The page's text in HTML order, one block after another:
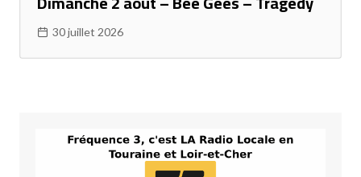
30 juillet 2026